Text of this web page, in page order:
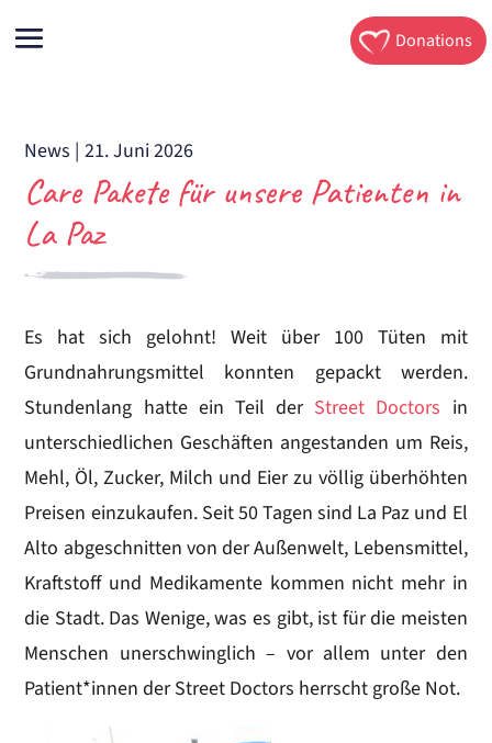
Donations
News | 21. Juni 2026
Care Pakete für unsere Patienten in
La Paz
Es hat sich gelohnt! Weit über 100 Tüten mit
Grundnahrungsmittel konnten gepackt werden.
Stundenlang hatte ein Teil derStreet Doctors in
unterschiedlichen Geschäften angestanden um Reis,
Mehl, Öl, Zucker, Milch und Eier zu völlig überhöhten
Preisen einzukaufen. Seit 50 Tagen sind La Paz und El
Alto abgeschnitten von der Außenwelt, Lebensmittel,
Kraftstoff und Medikamente kommen nicht mehr in
die Stadt. Das Wenige, was es gibt, ist für die meisten
Menschen unerschwinglich – vor allem unter den
Patient*innen der Street Doctors herrscht große Not.